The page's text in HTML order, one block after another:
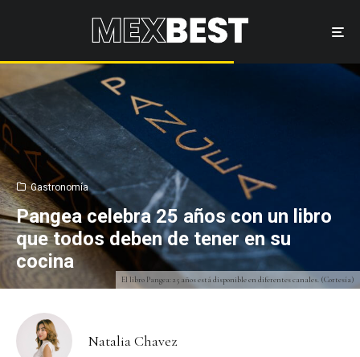
El libro Pangea: 25 años está disponible en diferentes canales. (Cortesía)
Gastronomía
Pangea celebra 25 años con un libro
que todos deben de tener en su
cocina
Natalia Chavez